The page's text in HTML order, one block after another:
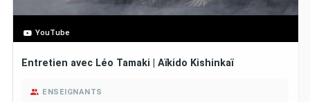
YouTube
Entretien avec Léo Tamaki | Aïkido Kishinkaï
ENSEIGNANTS